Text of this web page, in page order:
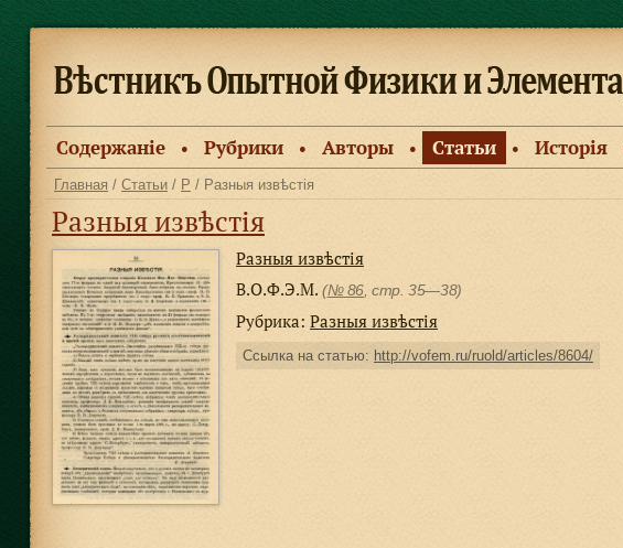
Содержанiе ● Рубрики ● Авторы ● Статьи ● Исторiя
Главная / Статьи / Р / Разныя извѣстiя
Разныя извѣстiя
Разныя извѣстiя
В.О.Ф.Э.М. (№ 86 , стр. 35—38)
Рубрика: Разныя извѣстiя
Ссылка на статью: http://vofem.ru/ruold/articles/8604/